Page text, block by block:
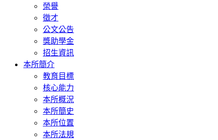
榮譽
徵才
公文公告
獎助學金
招生資訊
本所簡介
教育目標
核心能力
本所概況
本所簡史
本所位置
本所法規